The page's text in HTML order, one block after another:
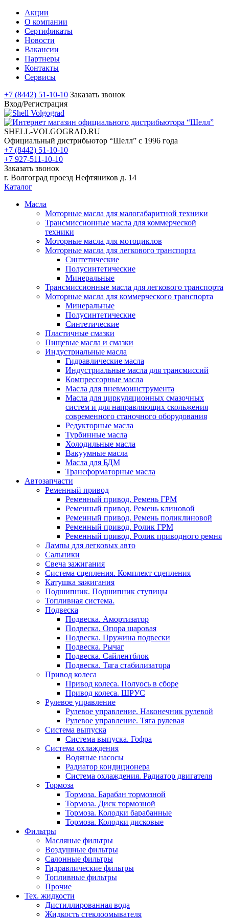
Акции
О компании
Сертификаты
Новости
Вакансии
Партнеры
Контакты
Сервисы
+7 (8442) 51-10-10 Заказать звонок
Вход/Регистрация
SHELL-VOLGOGRAD.RU
Официальный дистрибьютор “Шелл” с 1996 года
+7 (8442) 51-10-10
+7 927-511-10-10
Заказать звонок
г. Волгоград проезд Нефтяников д. 14
Каталог
Масла
Моторные масла для малогабаритной техники
Трансмиссионные масла для коммерческой
техники
Моторные масла для мотоциклов
Моторные масла для легкового транспорта
Синтетические
Полусинтетические
Минеральные
Трансмиссионные масла для легкового транспорта
Моторные масла для коммерческого транспорта
Минеральные
Полусинтетические
Синтетические
Пластичные смазки
Пищевые масла и смазки
Индустриальные масла
Гидравлические масла
Индустриальные масла для трансмиссий
Компрессорные масла
Масла для пневмоинструмента
Масла для циркуляционных смазочных
систем и для направляющих скольжения
современного станочного оборудования
Редукторные масла
Турбинные масла
Холодильные масла
Вакуумные масла
Масла для БДМ
Трансформаторные масла
Автозапчасти
Ременный привод
Ременный привод. Ремень ГРМ
Ременный привод. Ремень клиновой
Ременный привод. Ремень поликлиновой
Ременный привод. Ролик ГРМ
Ременный привод. Ролик приводного ремня
Лампы для легковых авто
Сальники
Свеча зажигания
Система сцепления. Комплект сцепления
Катушка зажигания
Подшипник. Подшипник ступицы
Топливная система.
Подвеска
Подвеска. Амортизатор
Подвеска. Опора шаровая
Подвеска. Пружина подвески
Подвеска. Рычаг
Подвеска. Сайлентблок
Подвеска. Тяга стабилизатора
Привод колеса
Привод колеса. Полуось в сборе
Привод колеса. ШРУС
Рулевое управление
Рулевое управление. Наконечник рулевой
Рулевое управление. Тяга рулевая
Система выпуска
Система выпуска. Гофра
Система охлаждения
Водяные насосы
Радиатор кондиционера
Система охлаждения. Радиатор двигателя
Тормоза
Тормоза. Барабан тормозной
Тормоза. Диск тормозной
Тормоза. Колодки барабанные
Тормоза. Колодки дисковые
Фильтры
Масляные фильтры
Воздушные фильтры
Салонные фильтры
Гидравлические фильтры
Топливные фильтры
Прочие
Тех. жидкости
Дистиллированная вода
Жидкость стеклоомывателя